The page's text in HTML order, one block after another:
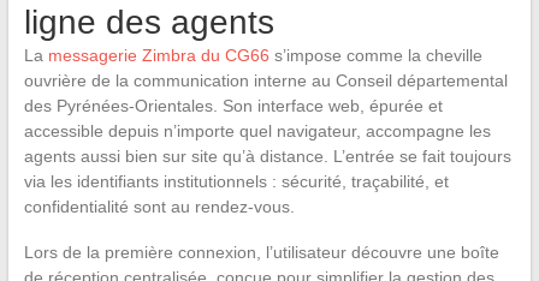
ligne des agents
La messagerie Zimbra du CG66 s’impose comme la cheville
ouvrière de la communication interne au Conseil départemental
des Pyrénées-Orientales. Son interface web, épurée et
accessible depuis n’importe quel navigateur, accompagne les
agents aussi bien sur site qu’à distance. L’entrée se fait toujours
via les identifiants institutionnels : sécurité, traçabilité, et
confidentialité sont au rendez-vous.
Lors de la première connexion, l’utilisateur découvre une boîte